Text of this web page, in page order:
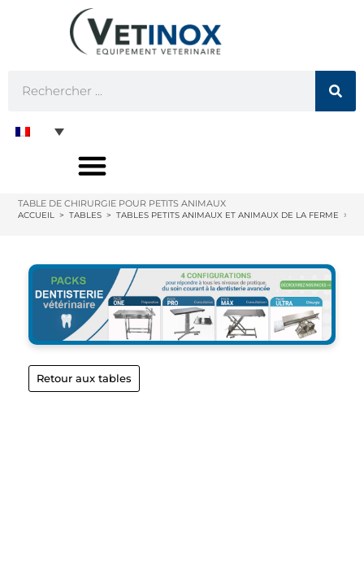
TABLE DE CHIRURGIE POUR PETITS ANIMAUX
ACCUEIL > TABLES > TABLES PETITS ANIMAUX ET ANIMAUX DE LA FERME >
Retour aux tables